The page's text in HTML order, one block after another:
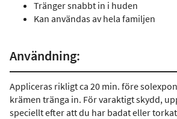
Tränger snabbt in i huden
Kan användas av hela familjen
Användning:
Appliceras rikligt ca 20 min. före
krämen tränga in. För varaktigt skydd,
speciellt efter att du har badat eller